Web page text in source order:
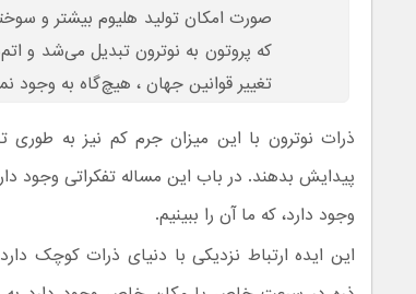
صورت امکان تولید هلیوم بیشتر و
که پروتون به نوترون تبدیل می‌شد و
تغییر قوانین جهان ، هیچ‌گاه به وجود
ذرات نوترون با این میزان جرم کم نیز به طوری
پیدایش بدهند. در باب این مساله تفکراتی وجود
وجود دارد، که ما آن را ببینیم.
این ایده ارتباط نزدیکی با دنیای ذرات کوچک